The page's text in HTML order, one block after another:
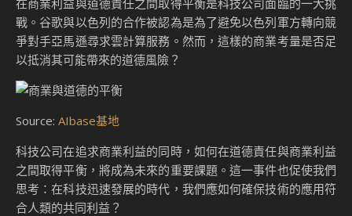
在商業利益與道德責任之間取得平衡是科技公司面臨的一大挑
戰。谷歌與以色列的合作被認為是為了避免以色列軍方轉向競
爭對手亞馬遜尋求雲計算服務。然而，這樣的商業考量是否足
以抵消其可能帶來的道德風險？
Source: AIbase基地
科技公司在追求商業利益的同時，如何在道德責任與商業利益
之間取得平衡，將成為未來的重要課題。這一事件也促使我們
思考：在科技迅速發展的時代，我們應如何確保技術的應用符
合人類的共同利益？